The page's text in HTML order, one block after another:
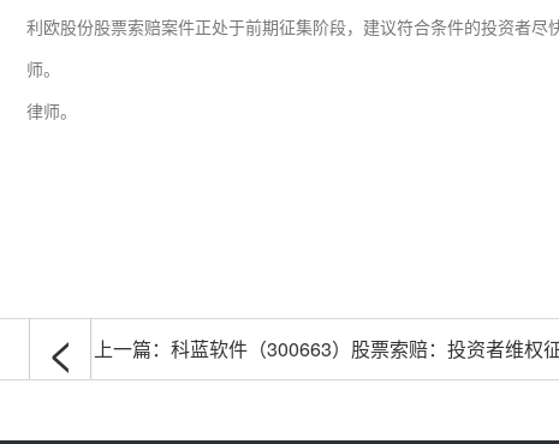
利欧股份股票索赔案件正处于前期征集阶段，建议符合条件的投资者
师。
律师。
< 上一篇： 科蓝软件（300663）股票索赔：投资者维权